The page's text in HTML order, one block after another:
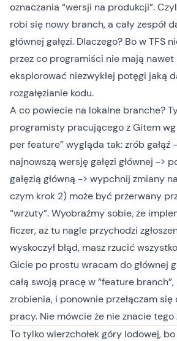
oznaczania “wersji na produkcji”.
robi się nowy branch, a cały zespół
głównej gałęzi. Dlaczego? Bo w TFS
przez co programiści nie mają nawet
eksplorować niezwykłej potęgi jaką
rozgałęzianie kodu.
A co powiecie na lokalne branche?
programisty pracującego z Gitem
per feature” wygląda tak: zrób
najnowszą wersję gałęzi głównej ->
gałęzią główną -> wypchnij zmiany
czym krok 2) może być przerwany
“wrzuty”. Wyobraźmy sobie, że
ficzer, aż tu nagle przychodzi
wyskoczył błąd, masz rzucić
Gicie po prostu wracam do głównej
całą swoją pracę w “feature
zrobienia, i ponownie przełączam
pracy. Nie mówcie że nie znacie tego
To tylko wierzchołek góry lodowej,